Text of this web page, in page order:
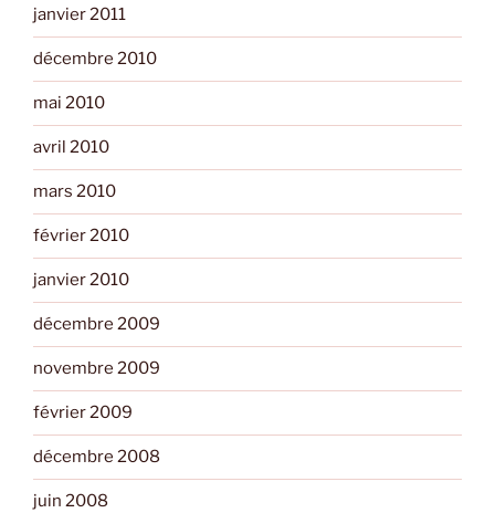
janvier 2011
décembre 2010
mai 2010
avril 2010
mars 2010
février 2010
janvier 2010
décembre 2009
novembre 2009
février 2009
décembre 2008
juin 2008